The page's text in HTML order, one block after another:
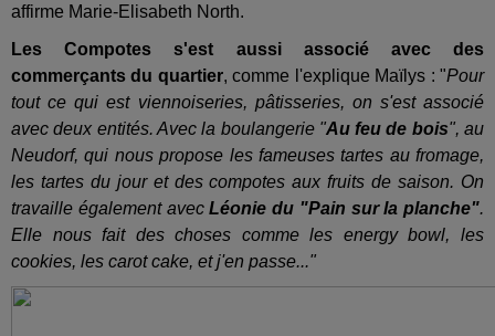
affirme Marie-Elisabeth North.
Les Compotes s'est aussi associé avec des
commerçants du quartier, comme l'explique Maïlys : "Pour
tout ce qui est viennoiseries, pâtisseries, on s'est associé
avec deux entités. Avec la boulangerie "Au feu de bois", au
Neudorf, qui nous propose les fameuses tartes au fromage,
les tartes du jour et des compotes aux fruits de saison. On
travaille également avecLéonie du "Pain sur la planche".
Elle nous fait des choses comme les energy bowl, les
cookies, les carot cake, et j'en passe..."